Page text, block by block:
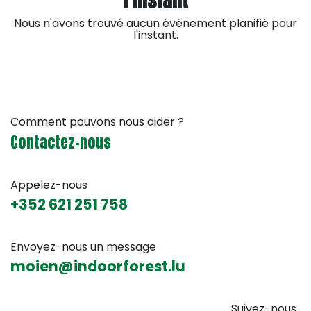
Nous n'avons trouvé aucun événement planifié pour
l'instant.
Comment pouvons nous aider ?
Contactez-nous
Appelez-nous
+352 6​21 251 758
Envoyez-nous un message
moien@indoorforest.lu